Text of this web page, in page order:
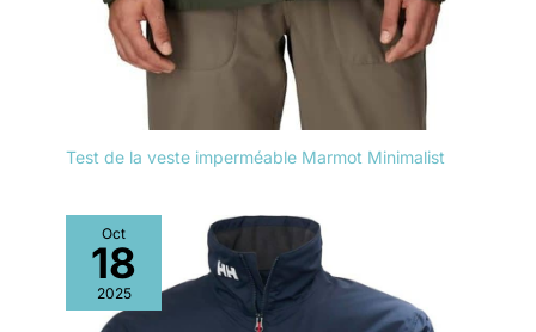
Test de la veste imperméable Marmot Minimalist
Oct
18
2025